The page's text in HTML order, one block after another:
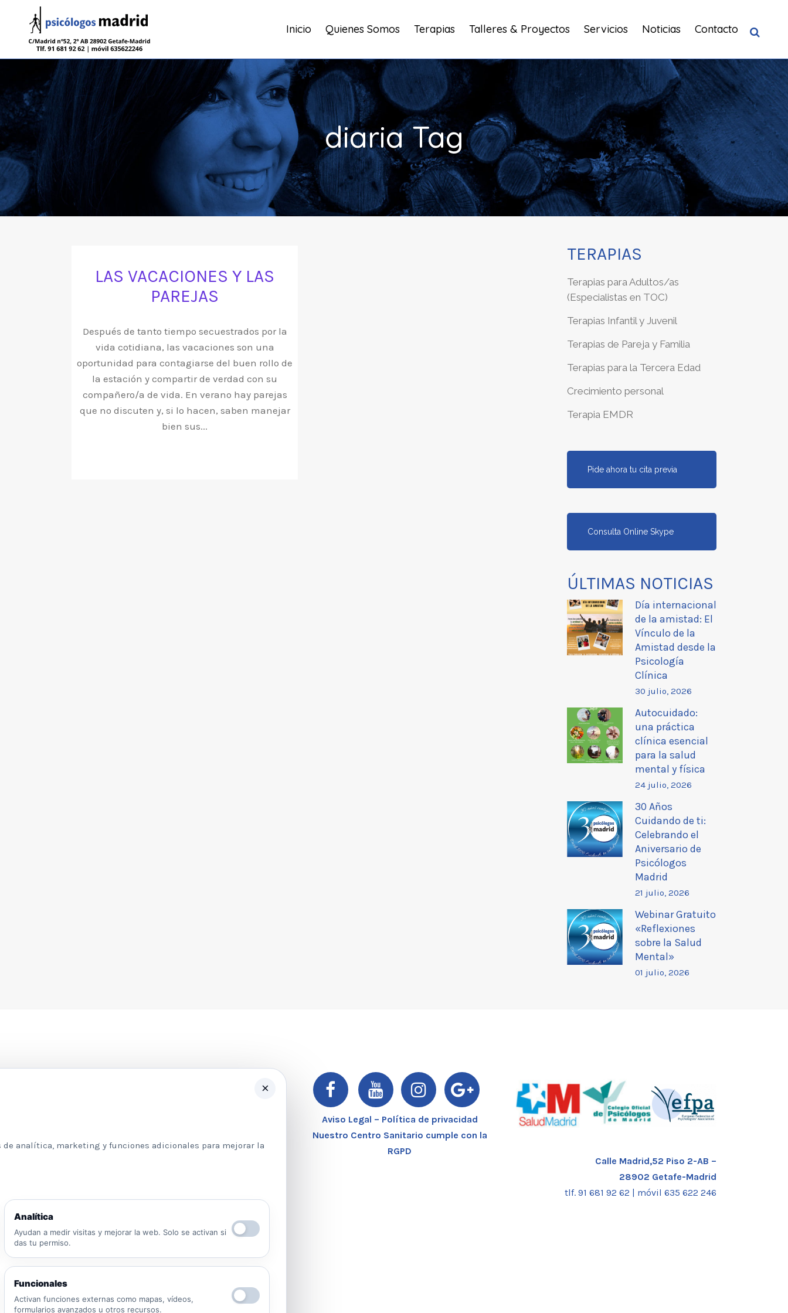
Inicio Quienes Somos Terapias Talleres & Proyectos Servicios Noticias Contacto
diaria Tag
LAS VACACIONES Y LAS
PAREJAS
Después de tanto tiempo secuestrados por la
vida cotidiana, las vacaciones son una
oportunidad para contagiarse del buen rollo de
la estación y compartir de verdad con su
compañero/a de vida. En verano hay parejas
que no discuten y, si lo hacen, saben manejar
bien sus...
TERAPIAS
Terapias para Adultos/as
(Especialistas en TOC)
Terapias Infantil y Juvenil
Terapias de Pareja y Familia
Terapias para la Tercera Edad
Crecimiento personal
Terapia EMDR
Pide ahora tu cita previa
Consulta Online Skype
ÚLTIMAS NOTICIAS
Día internacional
de la amistad: El
Vínculo de la
Amistad desde la
Psicología
Clínica
30 julio, 2026
Autocuidado:
una práctica
clínica esencial
para la salud
mental y física
24 julio, 2026
30 Años
Cuidando de ti:
Celebrando el
Aniversario de
Psicólogos
Madrid
21 julio, 2026
Webinar Gratuito
«Reflexiones
sobre la Salud
Mental»
01 julio, 2026
Responsable: Psicologos Madrid. Finalidad:
atender tu solicitud y responder a tu mensaje.
obligación legal o proveedores necesarios para
prestar el servicio. Derechos: puedes solicitar
acceso, rectificación, supresión, oposición,
Aviso Legal – Política de privacidad
Nuestro Centro Sanitario cumple con la
RGPD
Calle Madrid,52 Piso 2-AB –
28902 Getafe-Madrid
tlf. 91 681 92 62 | móvil 635 622 246
×
analítica, marketing y funciones adicionales para mejorar la
Analítica
Ayudan a medir visitas y mejorar la web. Solo se activan si
das tu permiso.
Funcionales
Activan funciones externas como mapas, vídeos,
formularios avanzados u otros recursos.